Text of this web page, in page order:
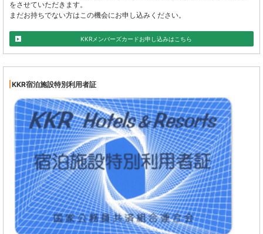
をさせていただきます。
まだお持ちでない方はこの機会にお申し込みください。
KKRメンバーズカードお申し込みはこちら
KKR宿泊施設特別利用者証